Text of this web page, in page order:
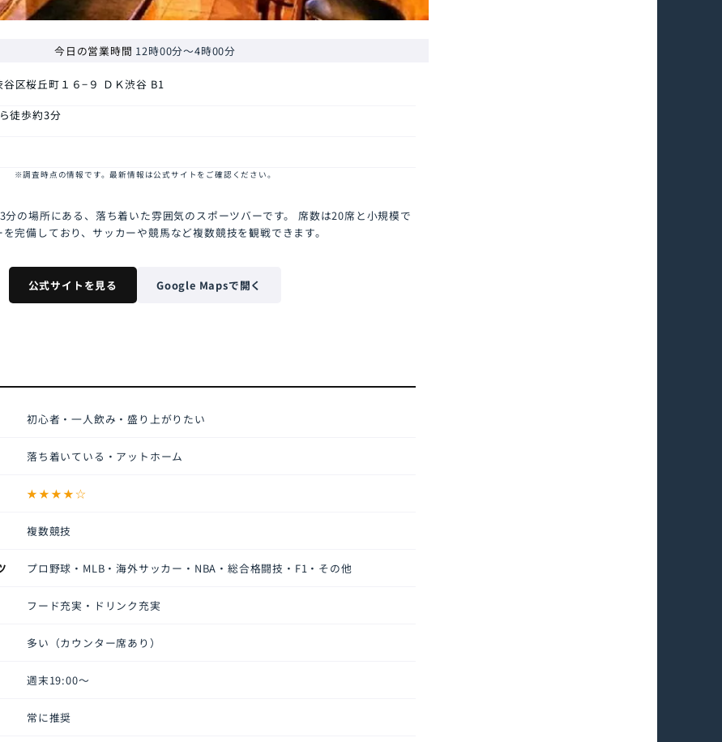
今日の営業時間 12時00分～4時00分
谷区桜丘町１６−９ ＤＫ渋谷 B1
徒歩約3分
※調査時点の情報です。最新情報は公式サイトをご確認ください。
の場所にある、落ち着いた雰囲気のスポーツバーです。
席数は20席と小規模で
完備しており、サッカーや競馬など複数競技を観戦できます。
公式サイトを見る Google Mapsで開く
初心者・一人飲み・盛り上がりたい
落ち着いている・アットホーム
★★★★☆
複数競技
プロ野球・MLB・海外サッカー・NBA・総合格闘技・F1・その他
フード充実・ドリンク充実
多い（カウンター席あり）
週末19:00〜
常に推奨